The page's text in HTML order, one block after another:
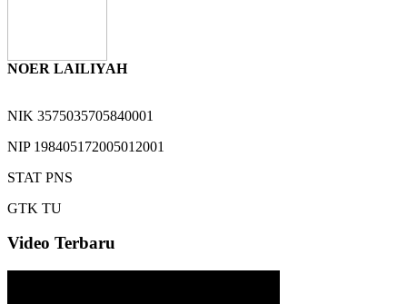
NOER LAILIYAH
NIK 3575035705840001
NIP 198405172005012001
STAT PNS
GTK TU
Video Terbaru